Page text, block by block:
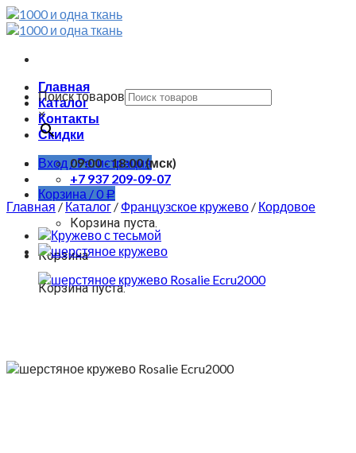
Skip
to
Главная
Каталог
Контакты
Скидки
Вход / Регистрация
Корзина /0 Р
Корзина пуста.
Корзина
Корзина пуста.
Поиск товаров
×
09:00 - 18:00 (мск)
+7 937 209-09-07
Главная/Каталог/ Французское кружево / Кордовое